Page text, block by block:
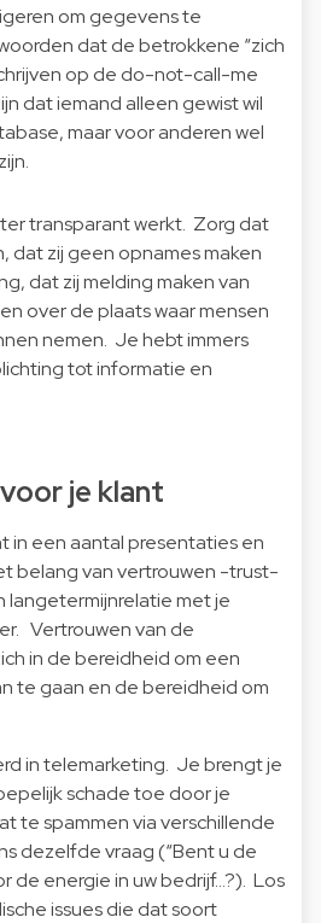
om gegevens te
dat de betrokkene “zich
op de do-not-call-me
dat iemand alleen gewist wil
maar voor anderen wel
transparant werkt. Zorg dat
dat zij geen opnames maken
dat zij melding maken van
over de plaats waar mensen
nemen. Je hebt immers
tot informatie en
je klant
in een aantal presentaties en
belang van vertrouwen -trust-
langetermijnrelatie met je
Vertrouwen van de
in de bereidheid om een
te gaan en de bereidheid om
in telemarketing. Je brengt je
schade toe door je
te spammen via verschillende
dezelfde vraag (“Bent u de
de energie in uw bedrijf…?). Los
issues die dat soort